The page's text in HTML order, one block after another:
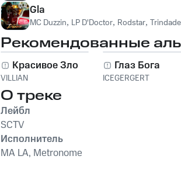
Gla
MC Duzzin, LP D'Doctor, Rodstar,
Рекомендованные
Красивое Зло
VILLIAN
Глаз Бога
ICEGERGERT
О треке
Лейбл
SCTV
Исполнитель
MA LA, Metronome